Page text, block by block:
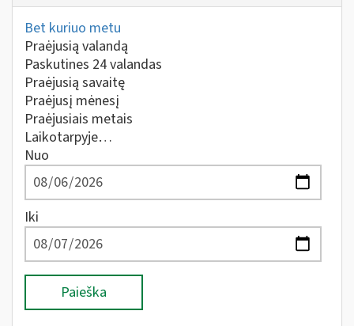
Bet kuriuo metu
Praėjusią valandą
Paskutines 24 valandas
Praėjusią savaitę
Praėjusį mėnesį
Praėjusiais metais
Laikotarpyje…
Nuo
Iki
Paieška